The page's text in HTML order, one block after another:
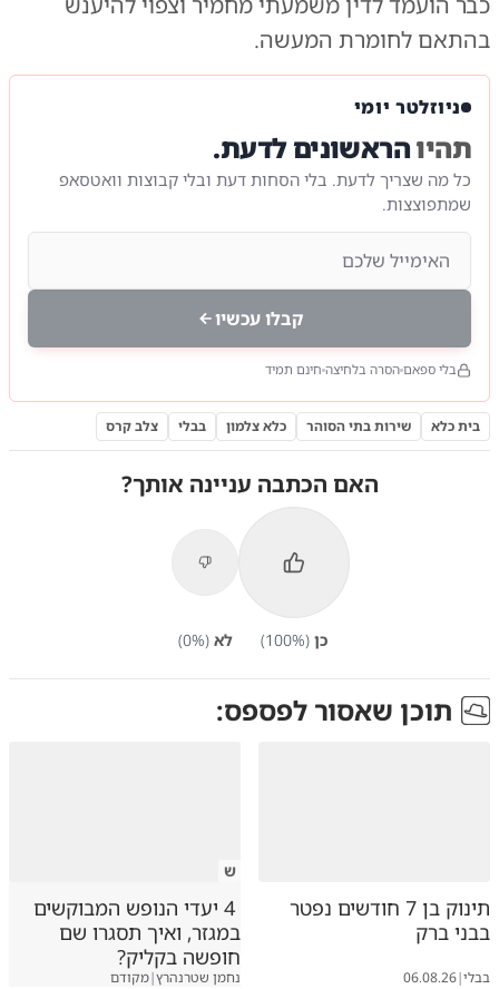
בהתאם לחומרת המעשה.
ניוזלטר יומי
תהיוהראשונים לדעת.
כל מה שצריך לדעת. בלי הסחות דעת ובלי קבוצות וואטסאפ
שמתפוצצות.
קבלו עכשיו
בלי ספאם הסרה בלחיצה חינם תמיד
בית כלא שירות בתי הסוהר כלא צלמון בבלי צלב קרס
האם הכתבה עניינה אותך?
כן (
100%) לא (
0%)
תוכן שאסור לפספס:
תינוק בן 7 חודשים נפטר
בבני ברק
בבלי|
06.08.26
ש
4 יעדי הנופש המבוקשים
במגזר, ואיך תסגרו שם
חופשה בקליק?
נחמן שטרנהרץ|מקודם